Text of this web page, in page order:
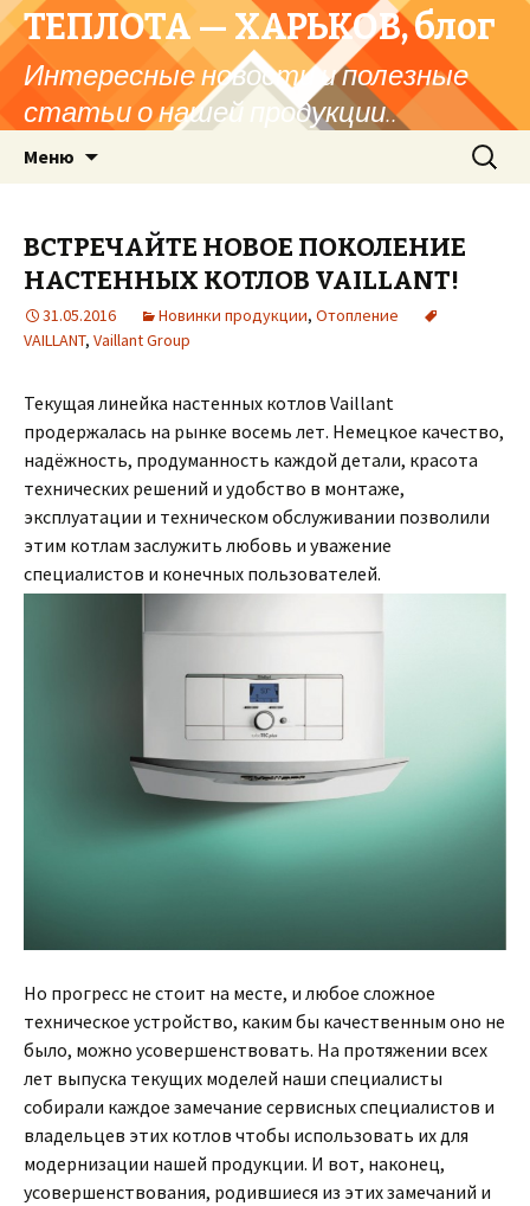
ТЕПЛОТА — ХАРЬКОВ, блог
Интересные новости и полезные
статьи о нашей продукции..
Меню Найти:
ВСТРЕЧАЙТЕ НОВОЕ ПОКОЛЕНИЕ
НАСТЕННЫХ КОТЛОВ VAILLANT!
31.05.2016 Новинки продукции, Отопление
VAILLANT, Vaillant Group
Текущая линейка настенных котлов Vaillant
продержалась на рынке восемь лет. Немецкое качество,
надёжность, продуманность каждой детали, красота
технических решений и удобство в монтаже,
эксплуатации и техническом обслуживании позволили
этим котлам заслужить любовь и уважение
специалистов и конечных пользователей.
Но прогресс не стоит на месте, и любое сложное
техническое устройство, каким бы качественным оно не
было, можно усовершенствовать. На протяжении всех
лет выпуска текущих моделей наши специалисты
собирали каждое замечание сервисных специалистов и
владельцев этих котлов чтобы использовать их для
модернизации нашей продукции. И вот, наконец,
усовершенствования, родившиеся из этих замечаний и